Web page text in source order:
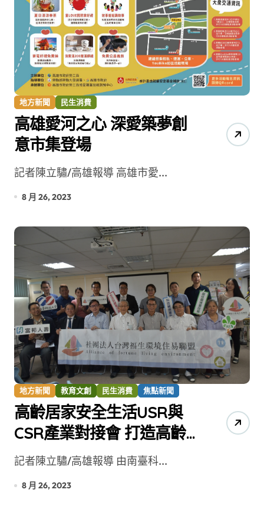
地方新聞 民生消費
高雄愛河之心 深愛築夢創
意市集登場
記者陳立驌/高雄報導 高雄市愛...
8 月 26, 2023
地方新聞 教育文創 民生消費 焦點新聞
高齡居家安全生活USR與
CSR產業對接會 打造高齡
幸福居家生活
記者陳立驌/高雄報導 由南臺科...
8 月 26, 2023